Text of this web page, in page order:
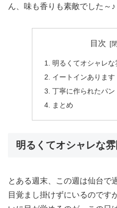
ん、味も香りも素敵でした～♪
目次
明るくてオシャレ
イートインあります
丁寧に作られたパン
まとめ
明るくてオシャレな
とある週末、この週は仙台で
目覚まし掛けずにいるのです